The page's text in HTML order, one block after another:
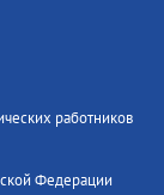
работников
Федерации